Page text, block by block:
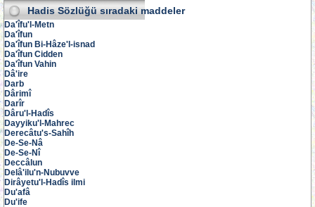
Hadis Sözlüğü sıradaki maddeler
Da'îfu'l-Metn
Da'îfun
Da'îfun Bi-Hâze'l-isnad
Da'îfun Cidden
Da'îfun Vahin
Dâ'ire
Darb
Dârimî
Darîr
Dâru'l-Hadîs
Dayyiku'l-Mahrec
Derecâtu's-Sahîh
De-Se-Nâ
De-Se-Nî
Deccâlun
Delâ'ilu'n-Nubuvve
Dirâyetu'l-Hadîs ilmi
Du'afâ
Du'ife